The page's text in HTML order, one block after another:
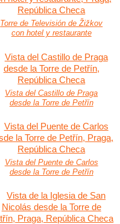
Torre de Televisión de Žižkov
con hotel y restaurante
Vista del Castillo de Praga
desde la Torre de Petřín
Vista del Puente de Carlos
desde la Torre de Petřín